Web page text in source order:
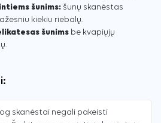
šunims: šunų skanėstas
kiekiu riebalų.
šunims be kvapiųjų
skanėstai negali pakeisti